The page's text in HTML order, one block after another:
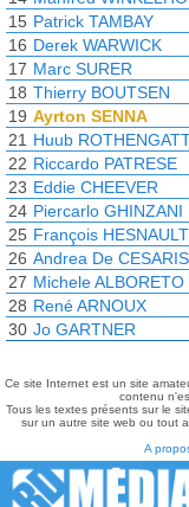
15 Patrick TAMBAY
16 Derek WARWICK
17 Marc SURER
18 Thierry BOUTSEN
19 Ayrton SENNA
21 Huub
22 Riccardo PATRESE
23 Eddie CHEEVER
24 Piercarlo GHINZANI
25 François HESNAULT
26 Andrea De CESARIS
27 Michele ALBORETO
28 René ARNOUX
30 Jo GARTNER
Ce site Internet est un site
contenu
Tous les textes présents sur le
sur un autre site web ou tout
A